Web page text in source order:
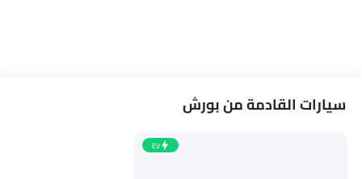
سيارات القادمة من بورش
EV